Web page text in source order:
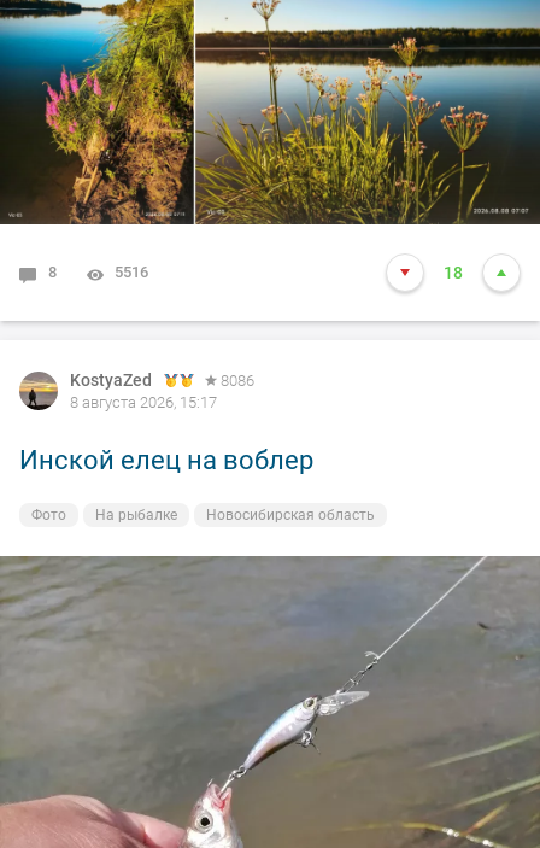
8 5516 18
KostyaZed
8086
8 августа 2026, 15:17
Инской елец на воблер
Фото На рыбалке Новосибирская область